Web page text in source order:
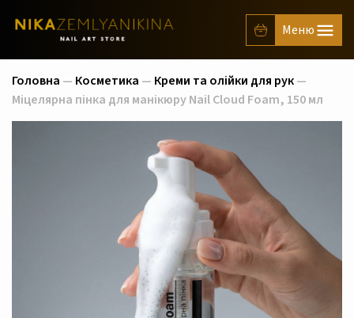
Головна — Косметика — Креми та олійки для рук—
Міцелярна пінка для манікюру Nail Cloud Foam, 150 мл